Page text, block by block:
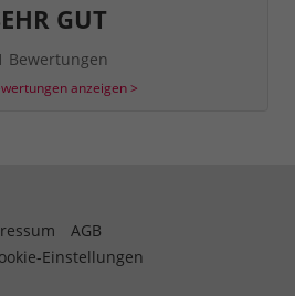
GUT
Bewertungen
anzeigen >
AGB
Einstellungen